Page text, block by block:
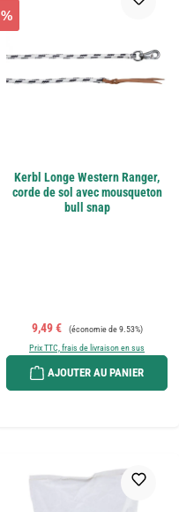
%
Kerbl Longe Western Ranger,
corde de sol avec mousqueton
bull snap
Prix de vente :
9,49 € Prix régulier :
(économie de 9.53%)
Prix TTC, frais de livraison en sus
AJOUTER AU PANIER